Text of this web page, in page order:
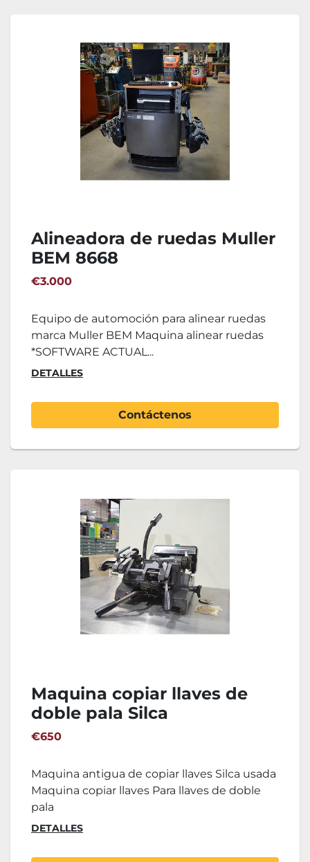
Alineadora de ruedas Muller
BEM 8668
€3.000
Equipo de automoción para alinear ruedas
marca Muller BEM Maquina alinear ruedas
*SOFTWARE ACTUAL...
DETALLES
Contáctenos
Maquina copiar llaves de
doble pala Silca
€650
Maquina antigua de copiar llaves Silca usada
Maquina copiar llaves Para llaves de doble
pala
DETALLES